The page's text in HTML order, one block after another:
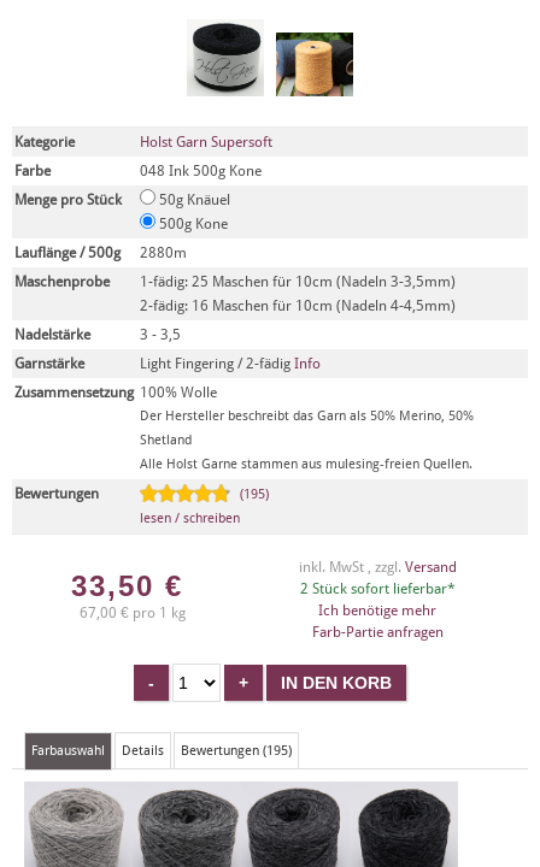
Kategorie
Holst Garn Supersoft
Farbe
048 Ink 500g Kone
Menge pro Stück
50g Knäuel
500g Kone
Lauflänge / 500g
2880m
Maschenprobe
1-fädig: 25 Maschen für 10cm (Nadeln 3-3,5mm)
2-fädig: 16 Maschen für 10cm (Nadeln 4-4,5mm)
Nadelstärke
3 - 3,5
Garnstärke
Light Fingering / 2-fädig Info
Zusammensetzung 100% Wolle
Der Hersteller beschreibt das Garn als 50% Merino, 50%
Shetland
Alle Holst Garne stammen aus mulesing-freien Quellen.
Bewertungen
(195)
lesen / schreiben
33,50 €
67,00 € pro 1 kg
inkl. MwSt , zzgl. Versand
2 Stück sofort lieferbar*
Ich benötige mehr
Farb-Partie anfragen
Farbauswahl Details Bewertungen (195)